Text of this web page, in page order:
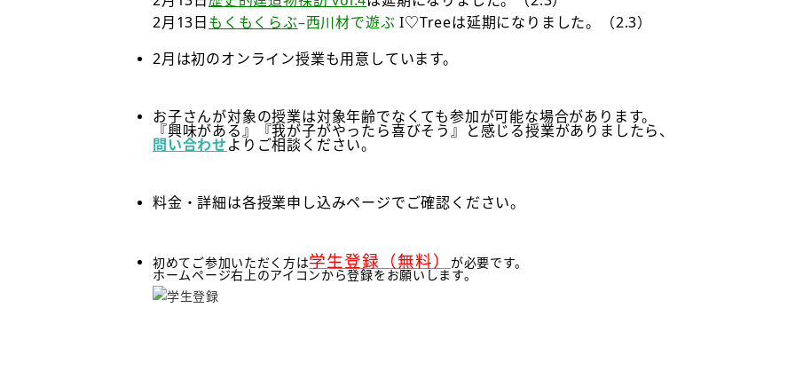
2月13日もくもくらぶ–西川材で遊ぶ I♡Treeは延期になりました。（2.3）
2月は初のオンライン授業も用意しています。
お子さんが対象の授業は対象年齢でなくても参加が可能な場合があります。
『興味がある』『我が子がやったら喜びそう』と感じる授業がありましたら、
問い合わせよりご相談ください。
料金・詳細は各授業申し込みページでご確認ください。
初めてご参加いただく方は学生登録（無料） が必要です。
ホームページ右上のアイコンから登録をお願いします。